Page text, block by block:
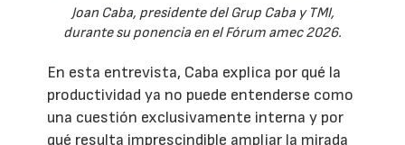
Joan Caba, presidente del Grup Caba y TMI,
durante su ponencia en el Fórum amec 2026.
En esta entrevista, Caba explica por qué la
productividad ya no puede entenderse como
una cuestión exclusivamente interna y por
qué resulta imprescindible ampliar la mirada